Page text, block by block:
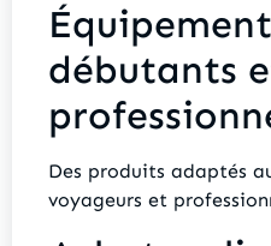
débutants
Des produits adaptés
voyageurs et